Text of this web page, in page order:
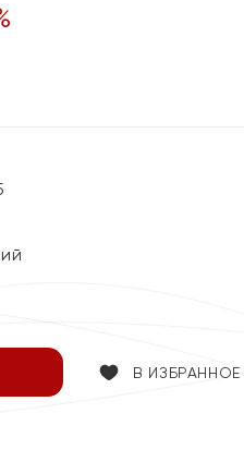
В ИЗБРАННОЕ